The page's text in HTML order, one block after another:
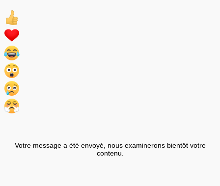
Votre message a été envoyé, nous examinerons bientôt votre
contenu.